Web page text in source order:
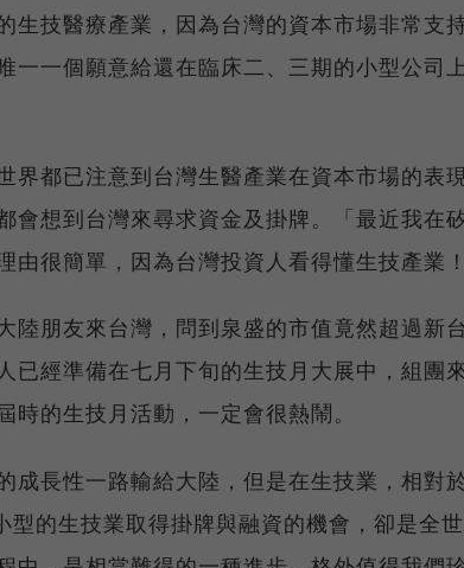
生技醫療產業，因為台灣的資本市場非常支
一一個願意給還在臨床二、三期的小型公司
界都已注意到台灣生醫產業在資本市場的表
會想到台灣來尋求資金及掛牌。「最近我在
很簡單，因為台灣投資人看得懂生技產業！
陸朋友來台灣，問到泉盛的市值竟然超過新
已經準備在七月下旬的生技月大展中，組團
的生技月活動，一定會很熱鬧。
成長性一路輸給大陸，但是在生技業，相對
的生技業取得掛牌與融資的機會，卻是全